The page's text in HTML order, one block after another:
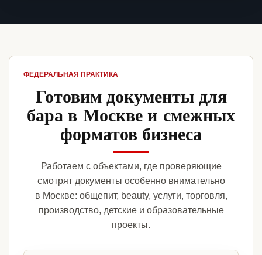
ФЕДЕРАЛЬНАЯ ПРАКТИКА
Готовим документы для
бара в Москве и смежных
форматов бизнеса
Работаем с объектами, где проверяющие
смотрят документы особенно внимательно
в Москве: общепит, beauty, услуги, торговля,
производство, детские и образовательные
проекты.